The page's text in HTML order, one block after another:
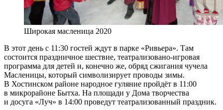
Широкая масленица 2020
В этот день с 11:30 гостей ждут в парке «Ривьера». Там
состоится праздничное шествие, театрализовано-игровая
программа для детей и, конечно же, обряд сжигания чучела
Масленицы, который символизирует проводы зимы.
В Хостинском районе народное гуляние пройдёт в 11:00
в микрорайоне Бытха. На площади у Дома творчества
и досуга «Луч» в 14:00 проведут театрализованный праздник.